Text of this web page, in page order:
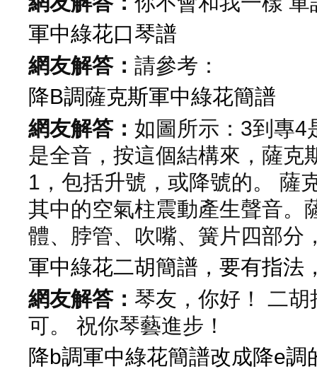
軍中綠花口琴譜
網友解答： 請參考：
降B調薩克斯軍中綠花簡譜
網友解答： 如圖所示：3到專4
是全音，按這個結構來，薩克
1，包括升號，或降號的。 薩
其中的空氣柱震動產生聲音。
體、脖管、吹嘴、簧片四部分
軍中綠花二胡簡譜，要有指法
網友解答： 琴友，你好！ 二
可。 祝你琴藝進步！
降b調軍中綠花簡譜改成降e調